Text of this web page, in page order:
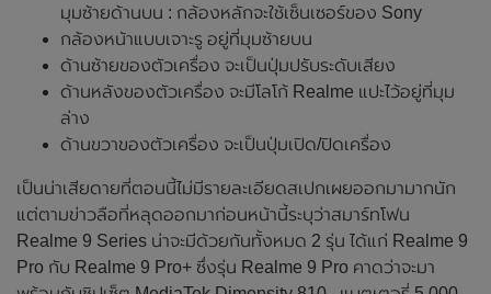
มุมซ้ายด้านบน : กล้องหลักจะใช้เซ็นเซอร์ของ Sony
กล้องหน้าแบบเจาะรู อยู่ที่มุมซ้ายบน
ด้านซ้ายของตัวเครื่อง จะเป็นปุ่มปรับระดับเสียง
ด้านหลังของตัวเครื่อง จะมีโลโก้ Realme แปะไว้อยู่ที่มุม
ล่าง
ด้านขวาของตัวเครื่อง จะเป็นปุ่มเปิด/ปิดเครื่อง
เป็นน่าเสียดายที่ตอนนี้ไม่มีรายละเอียดสเปกเผยออกมามากนัก
แต่ตามข่าวลือที่หลุดออกมาก่อนหน้านี้ระบุว่าสมาร์ทโฟน
Realme 9 Series น่าจะมีด้วยกันทั้งหมด 2 รุ่น ได้แก่ Realme 9
Pro กับ Realme 9 Pro+ ซึ่งรุ่น Realme 9 Pro คาดว่าจะมา